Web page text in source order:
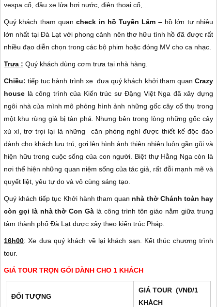
vespa cổ, đầu xe lửa hơi nước, điện thoại cổ,…
Quý khách tham quancheck in hồ Tuyền Lâm – hồ lớn tự nhiêu
lớn nhất tại Đà Lạt với phong cảnh nên thơ hữu tình hồ đã được rất
nhiều đạo diễn chọn trong các bộ phim hoặc đóng MV cho ca nhạc.
Trưa : Quý khách dùng cơm trưa tại nhà hàng.
Chiều: tiếp tục hành trình xe đưa quý khách khởi tham quan Crazy
house là công trình của Kiến trúc sư Đặng Việt Nga đã xây dựng
ngôi nhà của mình mô phỏng hình ảnh những gốc cây cổ thụ trong
một khu rừng già bị tàn phá. Nhưng bên trong lòng những gốc cây
xù xì, trơ trọi lại là những căn phòng nghỉ được thiết kế độc đáo
dành cho khách lưu trú, gợi lên hình ảnh thiên nhiên luôn gần gũi và
hiện hữu trong cuộc sống của con người. Biệt thự Hằng Nga còn là
nơi thể hiện những quan niệm sống của tác giả, rất đỗi mạnh mẽ và
quyết liệt, yêu tự do và vô cùng sáng tạo.
Quý khách tiếp tục Khởi hành tham quan nhà thờ Chánh toàn hay
còn gọi là nhà thờ Con Gà là công trình tôn giáo nằm giữa trung
tâm thành phố Đà Lạt được xây theo kiến trúc Pháp.
16h00: Xe đưa quý khách về lại khách sạn. Kết thúc chương trình
tour.
GIÁ TOUR TRỌN GÓI DÀNH CHO 1 KHÁCH
ĐỐI TƯỢNG
GIÁ TOUR (VNĐ/1
KHÁCH